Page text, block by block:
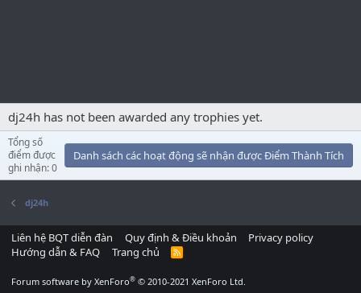
dj24h has not been awarded any trophies yet.
Tổng số
điểm được
ghi nhận: 0
Danh sách các hoạt động sẽ nhận được Điểm Thành Tích
dj24h
Liên hệ BQT diễn đàn Quy định & Điều khoản
Privacy policy
Hướng dẫn & FAQ
Trang chủ
R
Forum software by XenForo® © 2010-2021 XenForo Ltd.